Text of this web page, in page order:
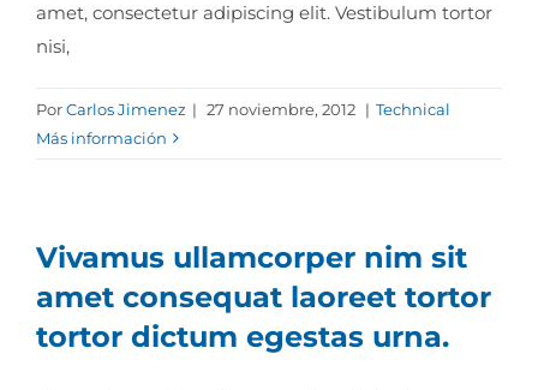
amet, consectetur adipiscing elit. Vestibulum tortor
nisi,
PorCarlos Jimenez | 27 noviembre, 2012 | Technical
Más información
Vivamus ullamcorper nim sit
amet consequat laoreet tortor
tortor dictum egestas urna.